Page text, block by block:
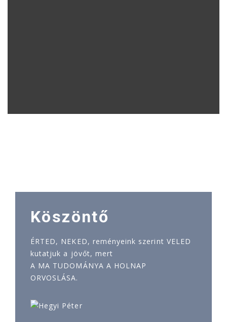
Köszöntő
ÉRTED, NEKED, reményeink szerint VELED
kutatjuk a jövőt, mert
A MA TUDOMÁNYA A HOLNAP
ORVOSLÁSA.